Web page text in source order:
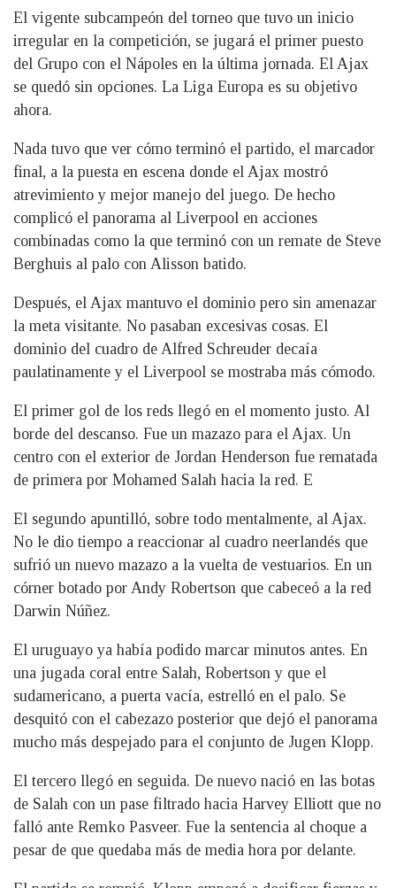
El vigente subcampeón del torneo que tuvo un inicio
irregular en la competición, se jugará el primer puesto
del Grupo con el Nápoles en la última jornada. El Ajax
se quedó sin opciones. La Liga Europa es su objetivo
ahora.
Nada tuvo que ver cómo terminó el partido, el marcador
final, a la puesta en escena donde el Ajax mostró
atrevimiento y mejor manejo del juego. De hecho
complicó el panorama al Liverpool en acciones
combinadas como la que terminó con un remate de Steve
Berghuis al palo con Alisson batido.
Después, el Ajax mantuvo el dominio pero sin amenazar
la meta visitante. No pasaban excesivas cosas. El
dominio del cuadro de Alfred Schreuder decaía
paulatinamente y el Liverpool se mostraba más cómodo.
El primer gol de los reds llegó en el momento justo. Al
borde del descanso. Fue un mazazo para el Ajax. Un
centro con el exterior de Jordan Henderson fue rematada
de primera por Mohamed Salah hacia la red. E
El segundo apuntilló, sobre todo mentalmente, al Ajax.
No le dio tiempo a reaccionar al cuadro neerlandés que
sufrió un nuevo mazazo a la vuelta de vestuarios. En un
córner botado por Andy Robertson que cabeceó a la red
Darwin Núñez.
El uruguayo ya había podido marcar minutos antes. En
una jugada coral entre Salah, Robertson y que el
sudamericano, a puerta vacía, estrelló en el palo. Se
desquitó con el cabezazo posterior que dejó el panorama
mucho más despejado para el conjunto de Jugen Klopp.
El tercero llegó en seguida. De nuevo nació en las botas
de Salah con un pase filtrado hacia Harvey Elliott que no
falló ante Remko Pasveer. Fue la sentencia al choque a
pesar de que quedaba más de media hora por delante.